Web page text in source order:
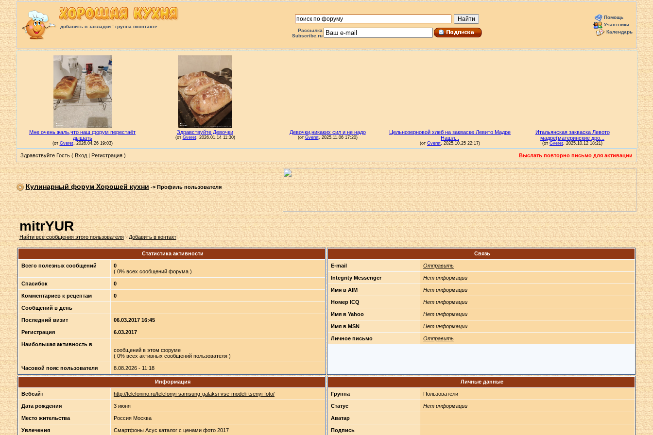
добавить в закладки: группа вконтакте
Рассылка
Subscribe.ru
Помощь
Участники
Календарь
Здравствуйте Гость ( Вход| Регистрация) Выслать повторно письмо для активации
Кулинарный форум Хорошей кухни->Профиль пользователя
mitrYUR
Найти все сообщения этого пользователя·Добавить в контакт
Статистика активности
Всего полезных сообщений
0
( 0% всех сообщений форума )
Спасибок 0
Комментариев к рецептам 0
Сообщений в день
Последний визит 06.03.2017 16:45
Регистрация 6.03.2017
Наибольшая активность в
сообщений в этом форуме
( 0% всех активных сообщений пользователя )
Часовой пояс пользователя 8.08.2026 - 11:18
Связь
E-mail Отправить
Integrity Messenger Нет информации
Имя в AIM Нет информации
Номер ICQ Нет информации
Имя в Yahoo Нет информации
Имя в MSN Нет информации
Личное письмо Отправить
Информация
Вебсайт http://telefonino.ru/telefonyi-samsung-galaksi-vse-modeli-tsenyi-foto/
Дата рождения 3 июня
Место жительства Россия Москва
Увлечения Смартфоны Асус каталог с ценами фото 2017
Личные данные
Группа Пользователи
Статус Нет информации
Аватар
Подпись